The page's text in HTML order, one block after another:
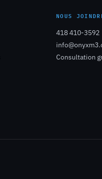
NOUS
418 410-3592
Consultation